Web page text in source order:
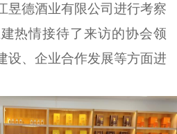
昱德酒业有限公司进行考察
热情接待了来访的协会领
设、企业合作发展等方面进